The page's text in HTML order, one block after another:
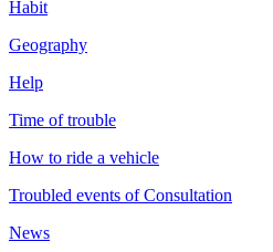
Habit
Geography
Help
Time of trouble
How to ride a vehicle
Troubled events of Consultation
News